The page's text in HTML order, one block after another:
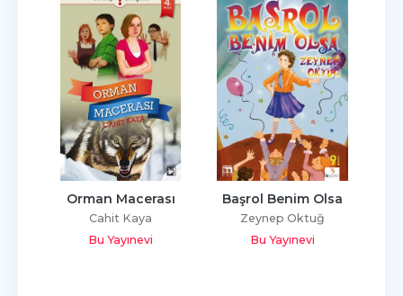
Orman Macerası
Cahit Kaya
Bu Yayınevi
Başrol Benim Olsa
Zeynep Oktuğ
Bu Yayınevi